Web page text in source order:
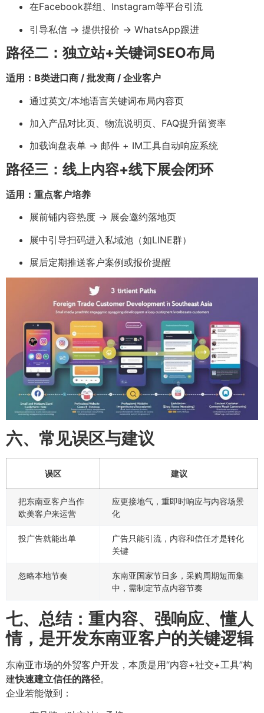
在Facebook群组、Instagram等平台引流
引导私信 → 提供报价 → WhatsApp跟进
路径二：独立站+关键词SEO布局
适用：B类进口商 / 批发商 / 企业客户
通过英文/本地语言关键词布局内容页
加入产品对比页、物流说明页、FAQ提升留资率
加载询盘表单 → 邮件 + IM工具自动响应系统
路径三：线上内容+线下展会闭环
适用：重点客户培养
展前铺内容热度 → 展会邀约落地页
展中引导扫码进入私域池（如LINE群）
展后定期推送客户案例或报价提醒
六、常见误区与建议
误区 建议
把东南亚客户当作
欧美客户来运营
应更接地气，重即时响应与内容场景
化
投广告就能出单
广告只能引流，内容和信任才是转化
关键
忽略本地节奏
东南亚国家节日多，采购周期短而集
中，需制定节点内容节奏
七、总结：重内容、强响应、懂人
情，是开发东南亚客户的关键逻辑
东南亚市场的外贸客户开发，本质是用“内容+社交+工具”构
建快速建立信任的路径。
企业若能做到：